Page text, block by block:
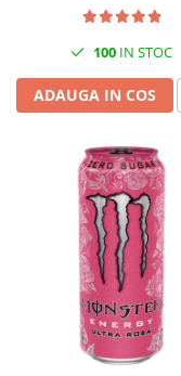
100 IN STOC
ADAUGA IN COS